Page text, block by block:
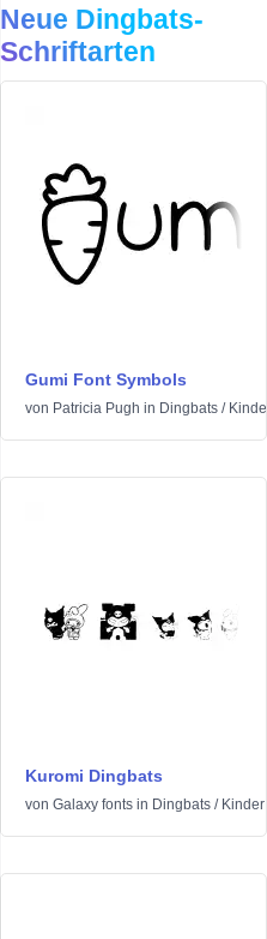
Neue Dingbats-
Schriftarten
Gumi Font Symbols
von Patricia Pugh in Dingbats /
Kuromi Dingbats
von Galaxy fonts in Dingbats / Kinder